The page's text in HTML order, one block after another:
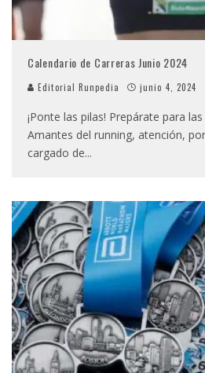
Calendario de Carreras Junio 2024
Editorial Runpedia junio 4, 2024
¡Ponte las pilas! Prepárate para
Amantes del running, atención,
cargado de...